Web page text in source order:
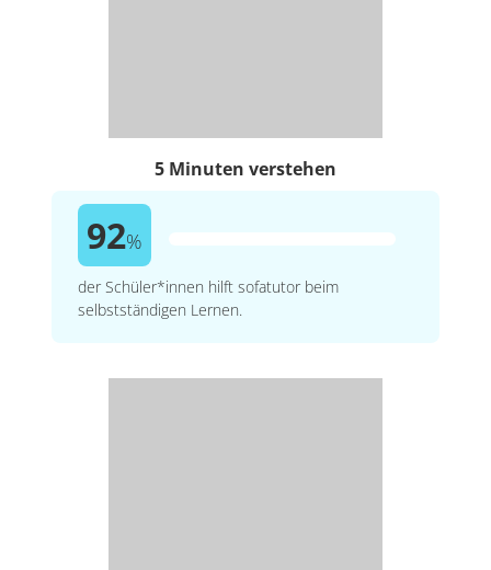
5 Minuten verstehen
92%
der Schüler*innen hilft sofatutor beim
selbstständigen Lernen.